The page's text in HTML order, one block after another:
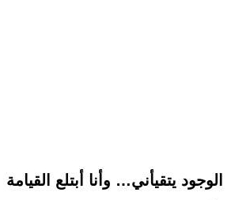
الوجود يتقيأني… وأنا أبتلع القيامة